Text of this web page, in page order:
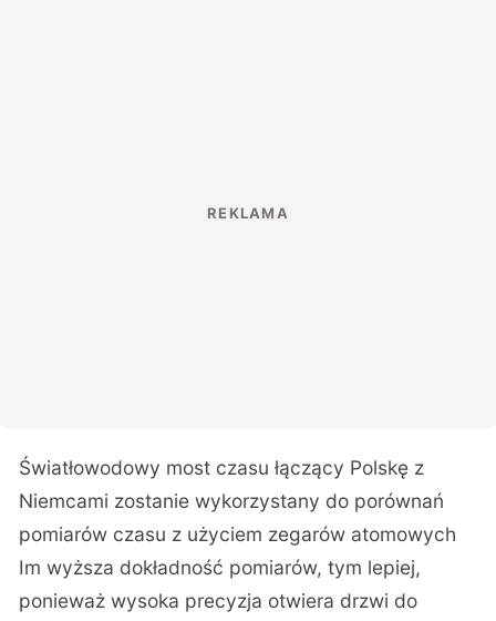
Światłowodowy most czasu łączący Polskę z
Niemcami zostanie wykorzystany do porównań
pomiarów czasu z użyciem zegarów atomowych
Im wyższa dokładność pomiarów, tym lepiej,
ponieważ wysoka precyzja otwiera drzwi do